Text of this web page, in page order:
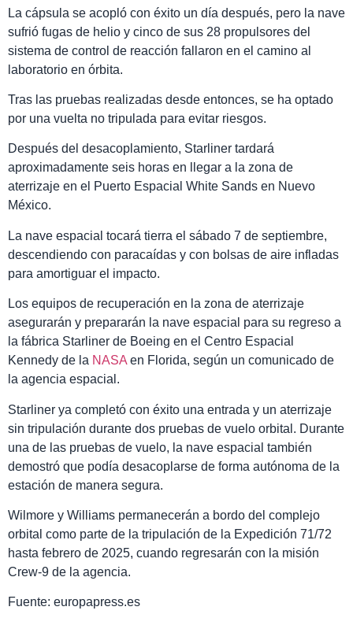
La cápsula se acopló con éxito un día después, pero la nave
sufrió fugas de helio y cinco de sus 28 propulsores del
sistema de control de reacción fallaron en el camino al
laboratorio en órbita.
Tras las pruebas realizadas desde entonces, se ha optado
por una vuelta no tripulada para evitar riesgos.
Después del desacoplamiento, Starliner tardará
aproximadamente seis horas en llegar a la zona de
aterrizaje en el Puerto Espacial White Sands en Nuevo
México.
La nave espacial tocará tierra el sábado 7 de septiembre,
descendiendo con paracaídas y con bolsas de aire infladas
para amortiguar el impacto.
Los equipos de recuperación en la zona de aterrizaje
asegurarán y prepararán la nave espacial para su regreso a
la fábrica Starliner de Boeing en el Centro Espacial
Kennedy de la NASA en Florida, según un comunicado de
la agencia espacial.
Starliner ya completó con éxito una entrada y un aterrizaje
sin tripulación durante dos pruebas de vuelo orbital. Durante
una de las pruebas de vuelo, la nave espacial también
demostró que podía desacoplarse de forma autónoma de la
estación de manera segura.
Wilmore y Williams permanecerán a bordo del complejo
orbital como parte de la tripulación de la Expedición 71/72
hasta febrero de 2025, cuando regresarán con la misión
Crew-9 de la agencia.
Fuente: europapress.es